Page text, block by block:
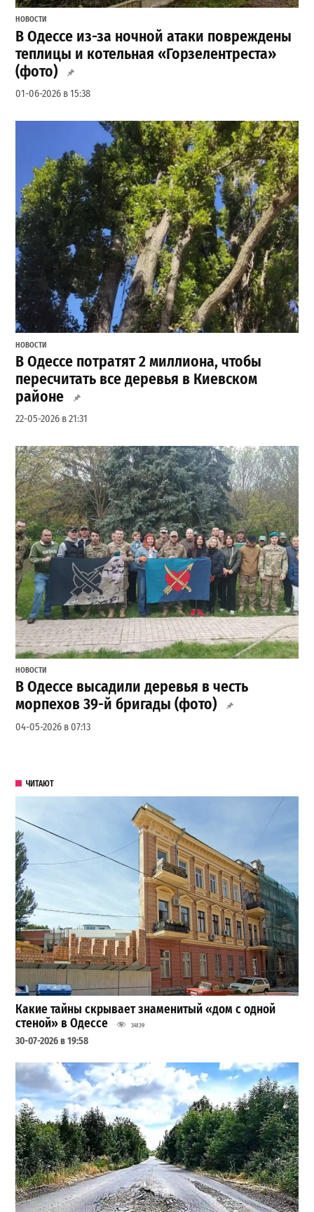
НОВОСТИ
В Одессе из-за ночной атаки повреждены
теплицы и котельная «Горзелентреста»
(фото)
01-06-2026 в 15:38
НОВОСТИ
В Одессе потратят 2 миллиона, чтобы
пересчитать все деревья в Киевском
районе
22-05-2026 в 21:31
НОВОСТИ
В Одессе высадили деревья в честь
морпехов 39-й бригады (фото)
04-05-2026 в 07:13
ЧИТАЮТ
Какие тайны скрывает знаменитый «дом с одной
стеной» в Одессе
34139
30-07-2026 в 19:58